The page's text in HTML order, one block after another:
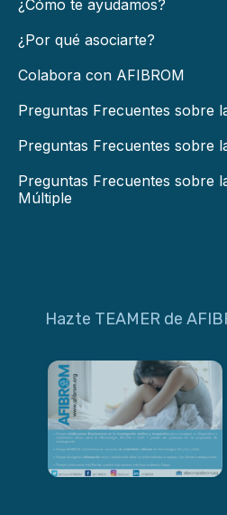
¿Cómo te ayudamos?
¿Por qué asociarte?
Colabora con AFIBROM
Preguntas Frecuentes sobre
Preguntas Frecuentes sobre
Preguntas Frecuentes sobre
Múltiple
Hazte TEAMER de